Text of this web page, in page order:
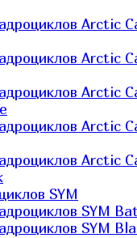
Arctic
Arctic
Arctic
Arctic
Arctic
SYM
SYM
SYM